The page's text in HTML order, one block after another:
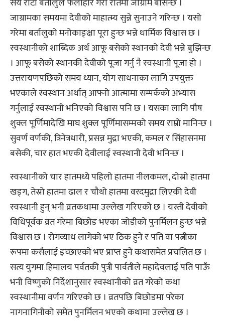
सय रोटी बर्तालुले फलाहार गरी रातमा जाग्राम बसिन्छ ।
जाग्रामका समयमा देवीको माहात्म्य सुन्ने सुनाउने गरिन्छ । यसो
गरेमा बर्तालुको मनोकाङ्क्षा पूरा हुन्छ भन्ने धार्मिक विश्वास छ ।
स्वस्थानीको शाब्दिक अर्थ आफू बसेको स्थानको देवी भन्ने बुझिन्छ
। आफू बसेको स्थानकी देवीको पूजा गर्नु नै स्वस्थानी पूजा हो ।
उत्तरायणपछिको समय ध्यान, योग साधनाका लागि उपयुक्त
भएकाले स्वस्थान अर्थात् आफ्नो आत्मामा सम्पर्कको अभ्यास
गर्नुलाई स्वस्थानी भनिएको विश्वास पनि छ । यसका लागि पौष
शुक्ल पूर्णिमादेखि माघ शुक्ल पूर्णिमासम्मको समय राम्रो मानिन्छ ।
सुवर्ण वर्णकी, त्रिनेत्रधारी, प्रसन्न मुद्रा भएकी, कमल र सिंहासनमा
बसेकी, चार हात भएकी देवीलाई स्वस्थानी देवी भनिन्छ ।
स्वस्थानीको चार हातमध्ये पहिलो हातमा नीलकमल, दोस्रो हातमा
खड्ग, तेस्रो हातमा ढाल र चौथो हातमा वरदमुद्रा लिएकी देवी
स्वस्थानी हुन् भनी व्रतकथामा उल्लेख गरिएको छ । यस्ती देवीको
विधिपूर्वक व्रत गरेमा बिछोड भएका जोडीको पुनर्मिलन हुन्छ भन्ने
विश्वास छ । रोगव्याध लागेको भए ठिक हुने र पति वा पत्नीका
रूपमा कसैलाई इच्छाएको भए प्राप्त हुने कथासमेत प्रचलित छ ।
सत्य युगमा हिमालय पर्वतकी पुत्री पार्वतीले महादेवलाई पति पाऊँ
भनी विष्णुको निर्देशानुसार स्वस्थानीको व्रत गरेको कथा
स्वस्थानीमा वर्णन गरिएको छ । व्रतपछि बिछोडमा परेका
नागनागिनीको समेत पुनर्मिलन भएको कथामा उल्लेख छ ।